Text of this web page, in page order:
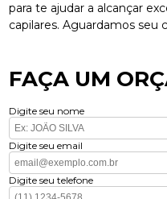
para te ajudar a alcançar
capilares. Aguardamos seu
FAÇA UM
Digite seu nome
Digite seu email
Digite seu telefone